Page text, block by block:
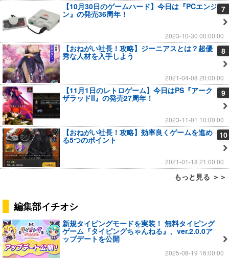
7
【10月30日のゲームハード】今日は『PCエンジ
ン』の発売36周年！
2023-10-30 00:00:00
8
【おねがい社長！攻略】ジーニアスとは？超優
秀な人材を入手しよう
2021-04-08 20:00:00
9
【11月1日のレトロゲーム】今日はPS『アーク
ザラッドII』の発売27周年！
2023-11-01 10:00:00
10
【おねがい社長！攻略】効率良くゲームを進め
る5つのポイント
2021-01-18 21:00:00
もっと見る ＞＞
編集部イチオシ
新規タイピングモードを実装！ 無料タイピング
ゲーム『タイピングちゃんねる』、ver.2.0.0ア
ップデートを公開
2025-08-19 16:00:00